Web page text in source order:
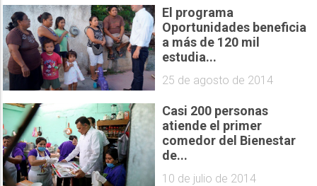
El programa
Oportunidades beneficia
a más de 120 mil
estudia...
25 de agosto de 2014
Casi 200 personas
atiende el primer
comedor del Bienestar
de...
10 de julio de 2014